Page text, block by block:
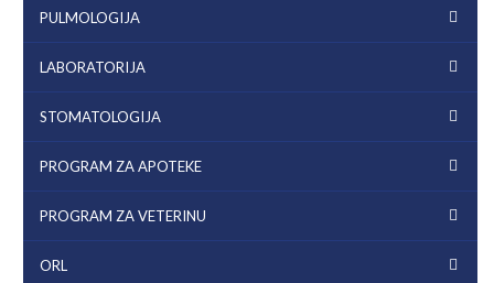
PULMOLOGIJA
LABORATORIJA
STOMATOLOGIJA
PROGRAM ZA APOTEKE
PROGRAM ZA VETERINU
ORL